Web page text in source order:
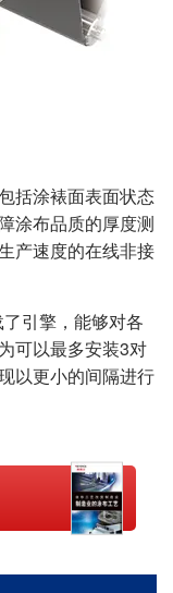
括涂裱面表面状态
涂布品质的厚度测
产速度的在线非接
了引擎，能够对各
可以最多安装3对
以更小的间隔进行